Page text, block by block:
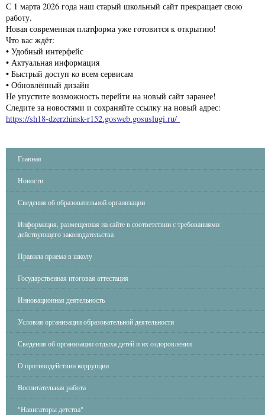
С 1 марта 2026 года наш старый школьный сайт прекращает свою
работу.
Новая современная платформа уже готовится к открытию!
Что вас ждёт:
• Удобный интерфейс
• Актуальная информация
• Быстрый доступ ко всем сервисам
• Обновлённый дизайн
Не упустите возможность перейти на новый сайт заранее!
Следите за новостями и сохраняйте ссылку на новый адрес:
https://sh18-dzerzhinsk-r152.gosweb.gosuslugi.ru/
Главная
Новости
Сведения об образовательной организации
Информация, размещенная на сайте в соответствии с требованиями
действующего законодательства
Правила приема в школу
Государственная итоговая аттестация
Инновационная деятельность
Условия организации образовательной деятельности
Сведения об организации отдыха детей и их оздоровлении
О противодействии коррупции
Воспитательная работа
"Навигаторы детства"